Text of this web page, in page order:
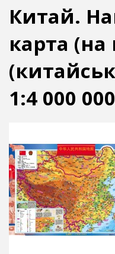
Китай.
карта (на
1:4 000 000